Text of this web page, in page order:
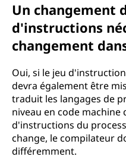
Un changement
d'instructions
changement
Oui, si le jeu
devra également être
traduit les langages de
niveau en code machine
d'instructions du
change, le compilateur
différemment.